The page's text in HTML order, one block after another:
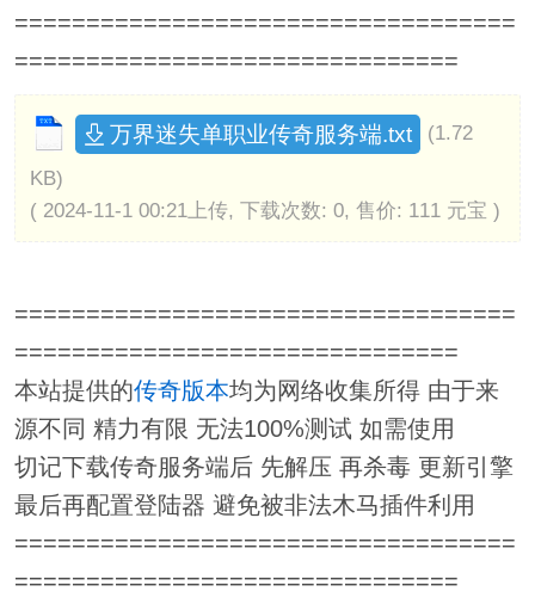
===================================
===============================
万界迷失单职业传奇服务端.txt
(1.72
KB)
( 2024-11-1 00:21上传, 下载次数: 0, 售价: 111 元宝 )
===================================
===============================
本站提供的传奇版本均为网络收集所得 由于来
源不同 精力有限 无法100%测试 如需使用
切记下载传奇服务端后 先解压 再杀毒 更新引擎
最后再配置登陆器 避免被非法木马插件利用
===================================
===============================